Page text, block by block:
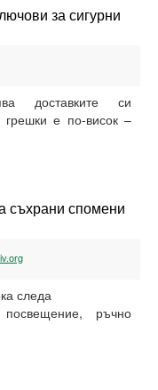
за сигурни
доставките си
грешки е по-висок –
съхрани спомени
следа
ръчно